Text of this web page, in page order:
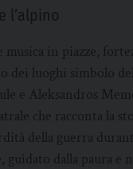
l’alpino
in piazze,
dei luoghi simbolo
e Aleksandros
che racconta la
della guerra
dalla paura e